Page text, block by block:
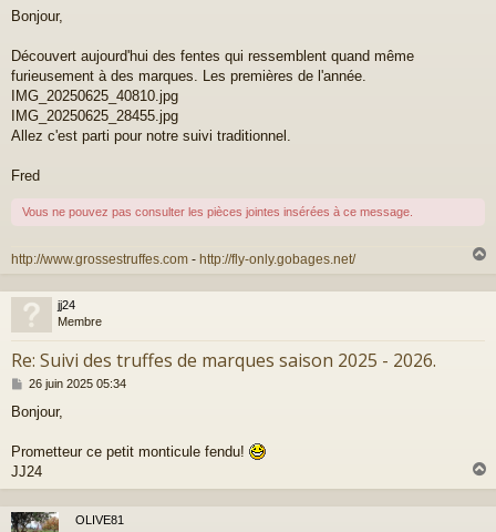
s
a
g
e
Bonjour,
Découvert aujourd'hui des fentes qui ressemblent quand même
furieusement à des marques. Les premières de l'année.
IMG_20250625_40810.jpg
IMG_20250625_28455.jpg
Allez c'est parti pour notre suivi traditionnel.
Fred
Vous ne pouvez pas consulter les pièces jointes insérées à ce message.
http://www.grossestruffes.com - http://fly-only.gobages.net/
u
jj24
Membre
Re: Suivi des truffes de marques saison 2025 - 2026.
M
s
a
g
26 juin 2025 05:34
Bonjour,
Prometteur ce petit monticule fendu!
JJ24
a
OLIVE81